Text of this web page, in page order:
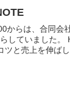
からは、合同会
ら私の事務所で勉強を始めて
と売上を伸ばし